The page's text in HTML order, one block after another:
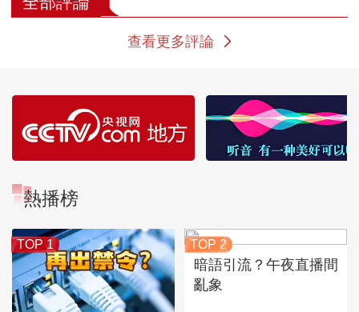
查看更多評論
熱播榜
TOP 1 TOP 2
暗語引流？午夜直播間
亂象